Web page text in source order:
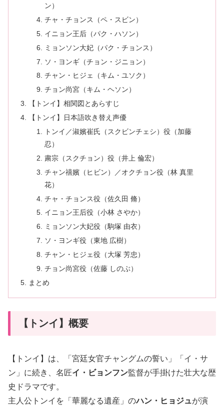
ン）
チャ・チョンス（ペ・スビン）
イニョン王后（パク・ハソン）
ミョンソン大妃（パク・チョンス）
ソ・ヨンギ（チョン・ジニョン）
チャン・ヒジェ（キム・ユソク）
チョン尚宮（キム・ヘソン）
【トンイ】相関図とあらすじ
【トンイ】日本語吹き替え声優
トンイ／淑嬪崔氏（スクビンチェシ）役（加藤
忍）
粛宗（スクチョン）役（井上 倫宏）
チャン禧嬪（ヒビン）／オクチョン役（林 真里
花）
チャ・チョンス役（佐久田 脩）
イニョン王后役（小林 さやか）
ミョンソン大妃役（駒塚 由衣）
ソ・ヨンギ役（東地 広樹）
チャン・ヒジェ役（大塚 芳忠）
チョン尚宮役（佐藤 しのぶ）
まとめ
【トンイ】概要
【トンイ】は、「宮廷女官チャングムの誓い」「イ・サ
ン」に続き、名匠イ・ビョンフン監督が手掛けた壮大な歴
史ドラマです。
主人公トンイを「華麗なる遺産」のハン・ヒョジュが演